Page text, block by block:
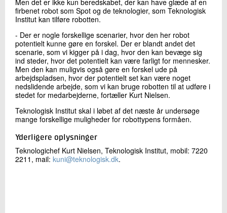
Men det er ikke kun beredskabet, der kan have glæde af en
firbenet robot som Spot og de teknologier, som Teknologisk
Institut kan tilføre robotten.
- Der er nogle forskellige scenarier, hvor den her robot
potentielt kunne gøre en forskel. Der er blandt andet det
scenarie, som vi kigger på i dag, hvor den kan bevæge sig
ind steder, hvor det potentielt kan være farligt for mennesker.
Men den kan muligvis også gøre en forskel ude på
arbejdspladsen, hvor der potentielt set kan være noget
nedslidende arbejde, som vi kan bruge robotten til at udføre i
stedet for medarbejderne, fortæller Kurt Nielsen.
Teknologisk Institut skal i løbet af det næste år undersøge
mange forskellige muligheder for robottypens formåen.
Yderligere oplysninger
Teknologichef Kurt Nielsen, Teknologisk Institut, mobil: 7220
2211, mail: kuni@teknologisk.dk.